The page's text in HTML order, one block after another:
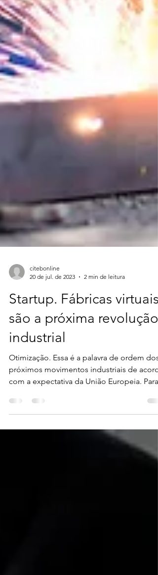
citebonline
20 de jul. de 2023
Startup. Fábricas virtuais
são a próxima revolução
industrial
próximos movimentos industriais de
com a expectativa da União Europeia. Para
isso,...